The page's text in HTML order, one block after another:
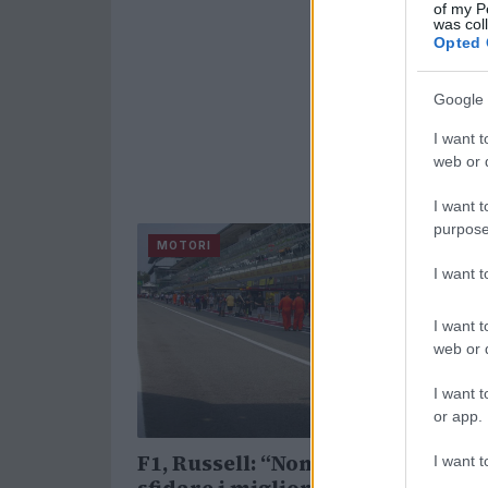
of my
was
Opted
Google
I want
web or
I want
I want
I want
web or
I want
or app.
I want
MOTORI
F1, Russell: “Non vedo l’ora di